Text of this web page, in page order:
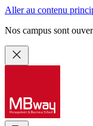
Aller au contenu
Nos campus sont